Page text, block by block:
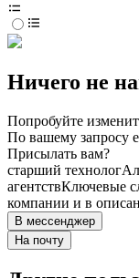
Ничего не
Попробуйте
По вашему запросу
Присылать вам?
старший технолог
агентствКлючевые
компании и в
В мессенджер
На почту